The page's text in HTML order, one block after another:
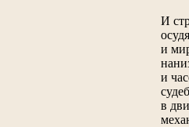
И
и
и
судеб
в